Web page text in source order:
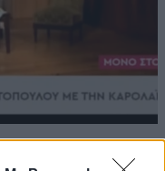
με την Καρολάιν